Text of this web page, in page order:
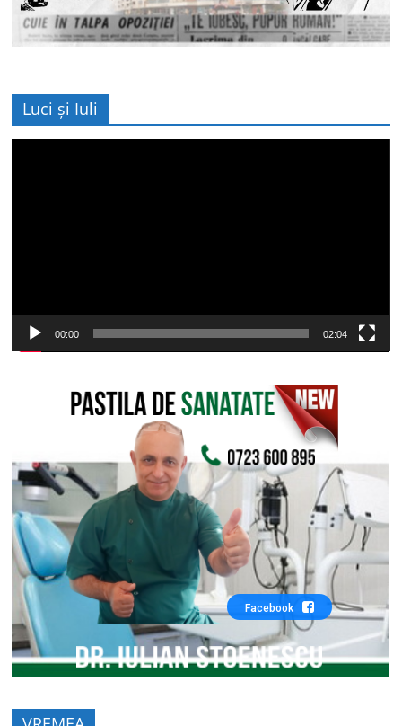
Luci și Iuli
00:00 02:04
Facebook